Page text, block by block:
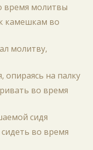
время молитвы
камешкам во
молитву,
опираясь на палку
во время
сидя
сидеть во время